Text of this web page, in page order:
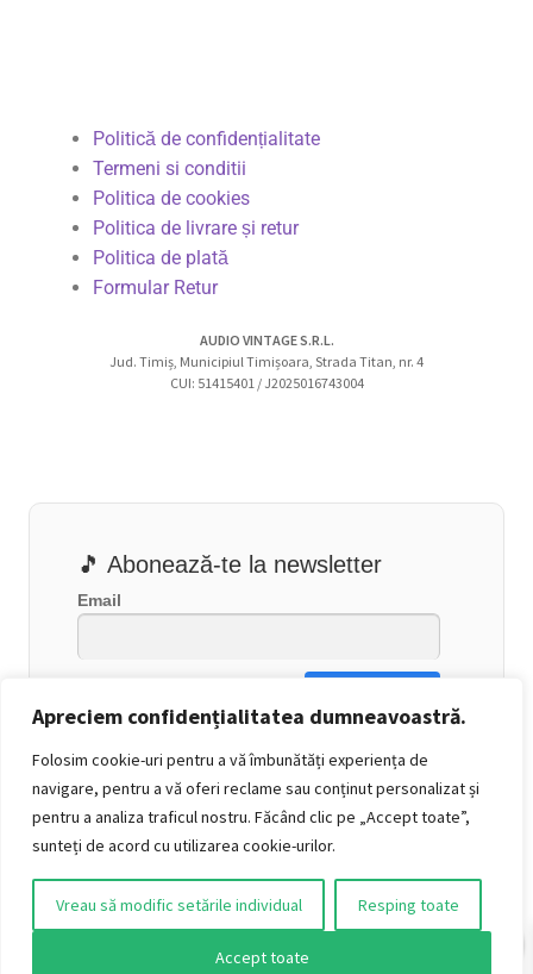
Apreciem confidențialitatea dumneavoastră.
Folosim cookie-uri pentru a vă îmbunătăți experiența de
navigare, pentru a vă oferi reclame sau conținut personalizat și
pentru a analiza traficul nostru. Făcând clic pe „Accept toate”,
sunteți de acord cu utilizarea cookie-urilor.
Vreau să modific setările individual Resping toate
Accept toate
Politică de confidențialitate
Termeni si conditii
Politica de cookies
Politica de livrare și retur
Politica de plată
Formular Retur
AUDIO VINTAGE S.R.L.
Jud. Timiș, Municipiul Timișoara, Strada Titan, nr. 4
CUI: 51415401 / J2025016743004
🎵 Abonează-te la newsletter
Email
0